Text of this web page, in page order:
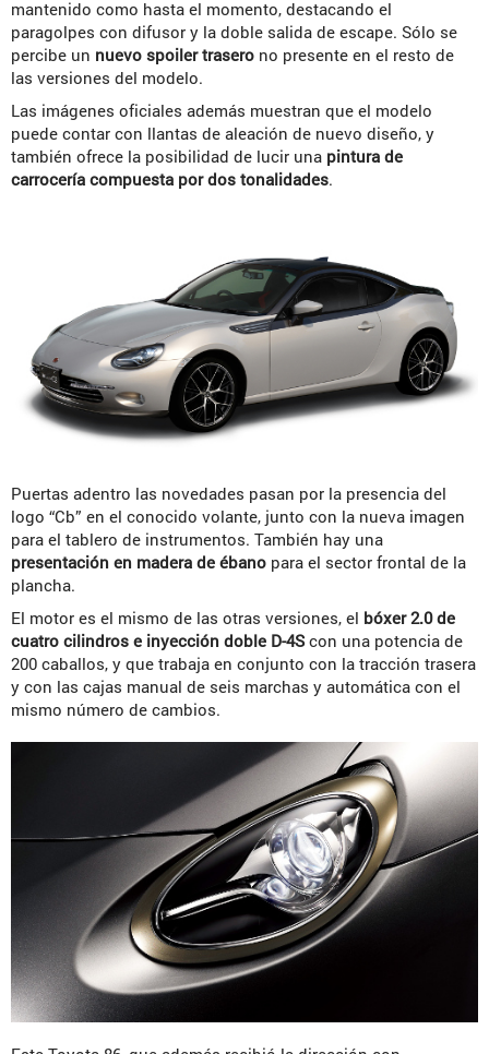
mantenido como hasta el momento, destacando el
paragolpes con difusor y la doble salida de escape. Sólo se
percibe un nuevo spoiler trasero no presente en el resto de
las versiones del modelo.
Las imágenes oficiales además muestran que el modelo
puede contar con llantas de aleación de nuevo diseño, y
también ofrece la posibilidad de lucir una pintura de
carrocería compuesta por dos tonalidades.
Puertas adentro las novedades pasan por la presencia del
logo “Cb” en el conocido volante, junto con la nueva imagen
para el tablero de instrumentos. También hay una
presentación en madera de ébano para el sector frontal de la
plancha.
El motor es el mismo de las otras versiones, el bóxer 2.0 de
cuatro cilindros e inyección doble D-4Scon una potencia de
200 caballos, y que trabaja en conjunto con la tracción trasera
y con las cajas manual de seis marchas y automática con el
mismo número de cambios.